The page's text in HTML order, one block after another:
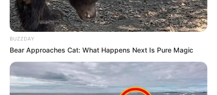
BUZZDAY
Bear Approaches Cat: What Happens Next Is Pure Magic